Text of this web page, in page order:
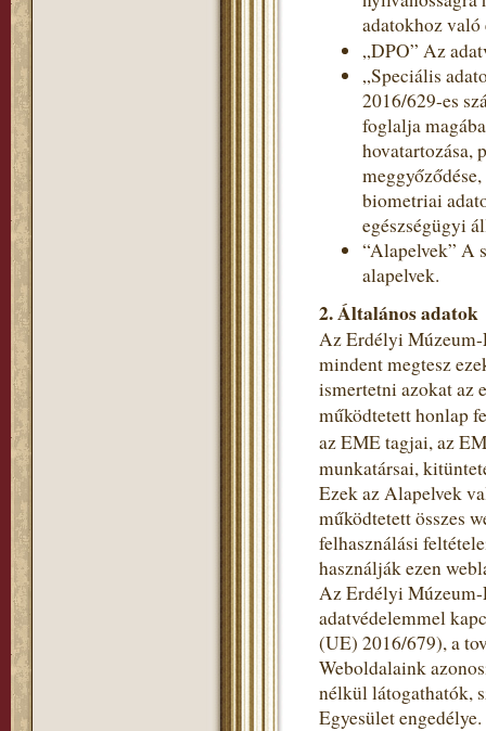
adatokhoz
„DPO” Az
„Speciális
2016/629-es
foglalja
hovatartozása,
biometriai
egészségügyi
“Alapelvek” A
alapelvek.
2. Általános adatok
Az Erdélyi Múzeum-
mindent megtesz
ismertetni azokat az
működtetett honlap
az EME tagjai, az
munkatársai,
Ezek az Alapelvek
működtetett összes
felhasználási
használják ezen
Az Erdélyi Múzeum-
adatvédelemmel
(UE) 2016/679), a
Weboldalaink
nélkül látogathatók,
Egyesület engedélye.